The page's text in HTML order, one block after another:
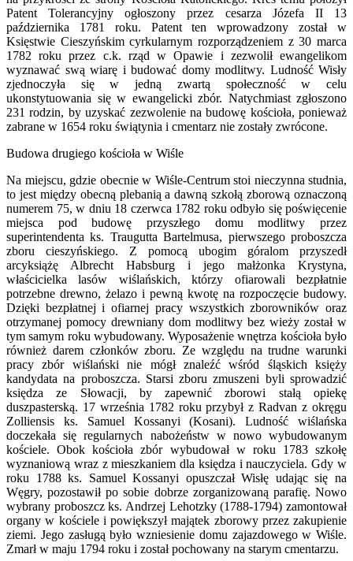
Patent Tolerancyjny ogłoszony przez cesarza Józefa II 13
października 1781 roku. Patent ten wprowadzony został w
Księstwie Cieszyńskim cyrkularnym rozporządzeniem z 30 marca
1782 roku przez c.k. rząd w Opawie i zezwolił ewangelikom
wyznawać swą wiarę i budować domy modlitwy. Ludność Wisły
zjednoczyła się w jedną zwartą społeczność w celu
ukonstytuowania się w ewangelicki zbór. Natychmiast zgłoszono
231 rodzin, by uzyskać zezwolenie na budowę kościoła, ponieważ
zabrane w 1654 roku świątynia i cmentarz nie zostały zwrócone.
Budowa drugiego kościoła w Wiśle
Na miejscu, gdzie obecnie w Wiśle-Centrum stoi nieczynna studnia,
to jest między obecną plebanią a dawną szkołą zborową oznaczoną
numerem 75, w dniu 18 czerwca 1782 roku odbyło się poświęcenie
miejsca pod budowę przyszłego domu modlitwy przez
superintendenta ks. Traugutta Bartelmusa, pierwszego proboszcza
zboru cieszyńskiego. Z pomocą ubogim góralom przyszedł
arcyksiążę Albrecht Habsburg i jego małżonka Krystyna,
właścicielka lasów wiślańskich, którzy ofiarowali bezpłatnie
potrzebne drewno, żelazo i pewną kwotę na rozpoczęcie budowy.
Dzięki bezpłatnej i ofiarnej pracy wszystkich zborowników oraz
otrzymanej pomocy drewniany dom modlitwy bez wieży został w
tym samym roku wybudowany. Wyposażenie wnętrza kościoła było
również darem członków zboru. Ze względu na trudne warunki
pracy zbór wiślański nie mógł znaleźć wśród śląskich księży
kandydata na proboszcza. Starsi zboru zmuszeni byli sprowadzić
księdza ze Słowacji, by zapewnić zborowi stałą opiekę
duszpasterską. 17 września 1782 roku przybył z Radvan z okręgu
Zolliensis ks. Samuel Kossanyi (Kosani). Ludność wiślańska
doczekała się regularnych nabożeństw w nowo wybudowanym
kościele. Obok kościoła zbór wybudował w roku 1783 szkołę
wyznaniową wraz z mieszkaniem dla księdza i nauczyciela. Gdy w
roku 1788 ks. Samuel Kossanyi opuszczał Wisłę udając się na
Węgry, pozostawił po sobie dobrze zorganizowaną parafię. Nowo
wybrany proboszcz ks. Andrzej Lehotzky (1788-1794) zamontował
organy w kościele i powiększył majątek zborowy przez zakupienie
ziemi. Jego zasługą było wzniesienie domu zajazdowego w Wiśle.
Zmarł w maju 1794 roku i został pochowany na starym cmentarzu.